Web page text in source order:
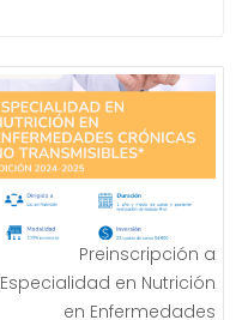
Preinscripción a
Especialidad en Nutrición
en Enfermedades